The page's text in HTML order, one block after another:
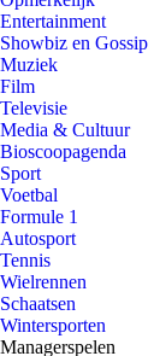
Entertainment
Showbiz en Gossip
Muziek
Film
Televisie
Media & Cultuur
Bioscoopagenda
Sport
Voetbal
Formule 1
Autosport
Tennis
Wielrennen
Schaatsen
Wintersporten
Managerspelen